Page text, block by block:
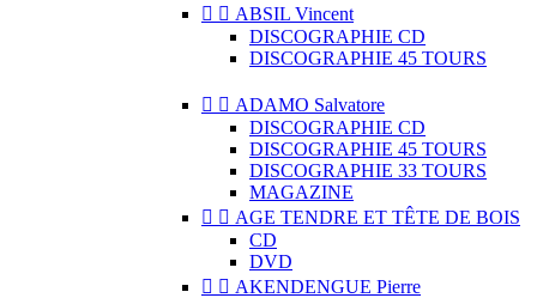
  ABSIL Vincent
DISCOGRAPHIE CD
DISCOGRAPHIE 45 TOURS
  ADAMO Salvatore
DISCOGRAPHIE CD
DISCOGRAPHIE 45 TOURS
DISCOGRAPHIE 33 TOURS
MAGAZINE
  AGE TENDRE ET TÊTE DE BOIS
CD
DVD
  AKENDENGUE Pierre